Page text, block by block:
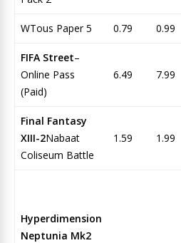
WTous Paper 5 0.79 0.99
FIFA Street–
Online Pass
(Paid)
6.49 7.99
Final Fantasy
XIII-2Nabaat
Coliseum Battle
1.59 1.99
Hyperdimension
Neptunia Mk2